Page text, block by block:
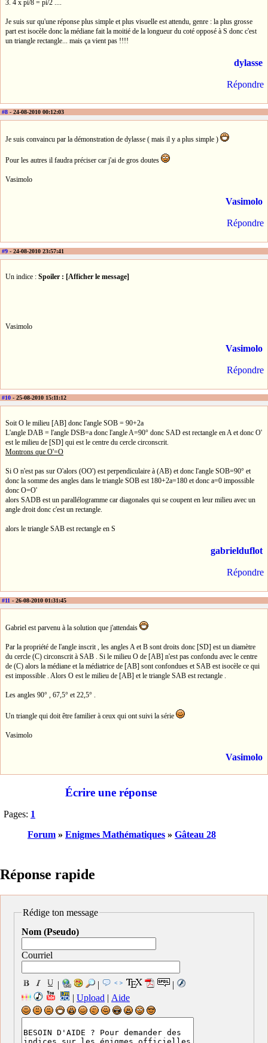
3. 4 x pi/8 = pi/2 ....
Je suis sur qu'une réponse plus simple et plus visuelle est attendu, genre : la plus grosse
part est isocèle donc la médiane fait la moitié de la longueur du coté opposé à S donc c'est
un triangle rectangle... mais ça vient pas !!!!
dylasse
Répondre
#8 - 24-08-2010 00:12:03
Je suis convaincu par la démonstration de dylasse ( mais il y a plus simple )
Pour les autres il faudra préciser car j'ai de gros doutes
Vasimolo
Vasimolo
Répondre
#9 - 24-08-2010 23:57:41
Un indice : Spoiler : [Afficher le message]
Vasimolo
Vasimolo
Répondre
#10 - 25-08-2010 15:11:12
Soit O le milieu [AB] donc l'angle SOB = 90+2a
L'angle DAB = l'angle DSB=a donc l'angle A=90° donc SAD est rectangle en A et donc O'
est le milieu de [SD] qui est le centre du cercle circonscrit.
Montrons que O'=O
Si O n'est pas sur O'alors (OO') est perpendiculaire à (AB) et donc l'angle SOB=90° et
donc la somme des angles dans le triangle SOB est 180+2a=180 et donc a=0 impossible
donc O=O'
alors SADB est un parallélogramme car diagonales qui se coupent en leur milieu avec un
angle droit donc c'est un rectangle.
alors le triangle SAB est rectangle en S
gabrielduflot
Répondre
#11 - 26-08-2010 01:31:45
Gabriel est parvenu à la solution que j'attendais
Par la propriété de l'angle inscrit , les angles A et B sont droits donc [SD] est un diamètre
du cercle (C) circonscrit à SAB . Si le milieu O de [AB] n'est pas confondu avec le centre
de (C) alors la médiane et la médiatrice de [AB] sont confondues et SAB est isocèle ce qui
est impossible . Alors O est le milieu de [AB] et le triangle SAB est rectangle .
Les angles 90° , 67,5° et 22,5° .
Un triangle qui doit être familier à ceux qui ont suivi la série
Vasimolo
Vasimolo
Écrire une réponse
Pages: 1
Forum » Enigmes Mathématiques » Gâteau 28
Réponse rapide
Rédige ton message
Nom (Pseudo)
Courriel
| |
|
| Upload | Aide